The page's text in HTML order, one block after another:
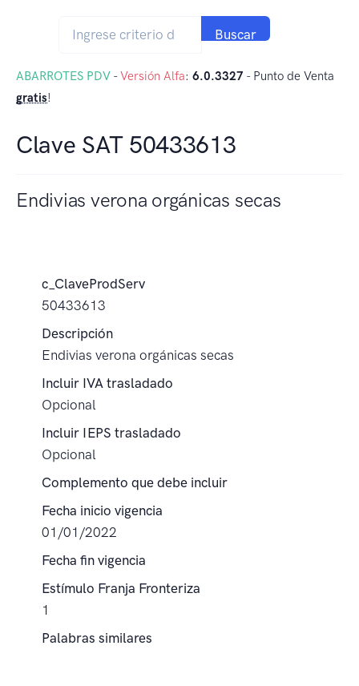
Buscar
ABARROTES PDV -Versión Alfa: 6.0.3327 - Punto de Venta
gratis!
Clave SAT 50433613
Endivias verona orgánicas secas
c_ClaveProdServ
50433613
Descripción
Endivias verona orgánicas secas
Incluir IVA trasladado
Opcional
Incluir IEPS trasladado
Opcional
Complemento que debe incluir
Fecha inicio vigencia
01/01/2022
Fecha fin vigencia
Estímulo Franja Fronteriza
1
Palabras similares